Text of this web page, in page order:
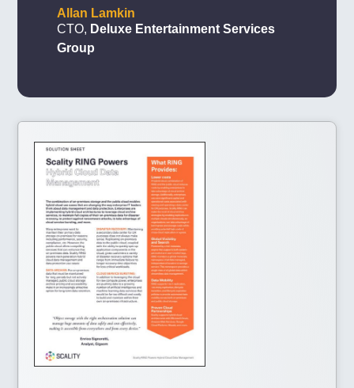
Allan Lamkin
CTO, Deluxe Entertainment Services
Group